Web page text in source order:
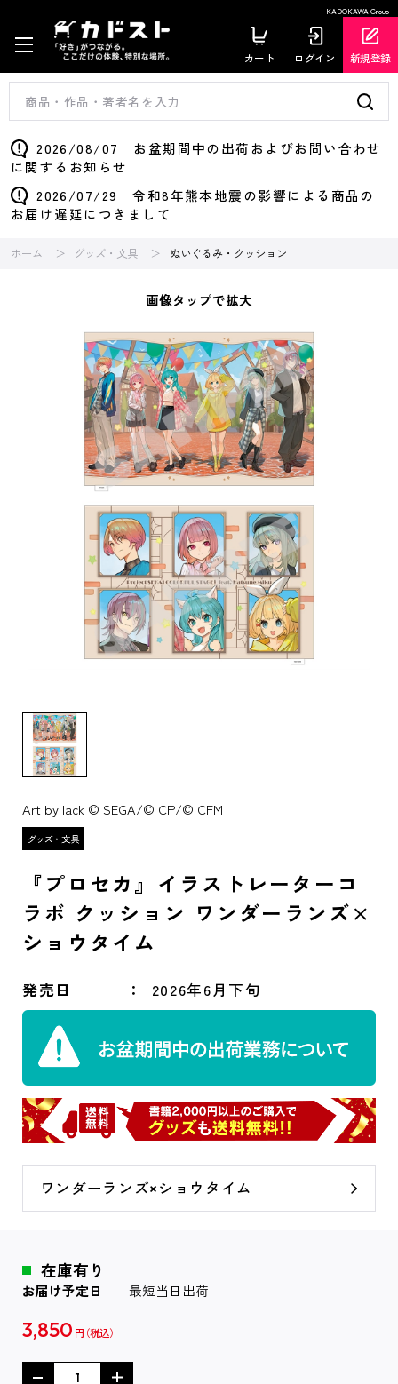
KADOKAWA Group
カート ログイン 新規登録
2026/08/07 お盆期間中の出荷およびお問い合わせ
に関するお知らせ
2026/07/29 令和8年熊本地震の影響による商品の
お届け遅延につきまして
ホーム グッズ・文具 ぬいぐるみ・クッション
画像タップで拡大
Art by lack © SEGA/© CP/© CFM
『プロセカ』イラストレーターコ
ラボ クッション ワンダーランズ×
ショウタイム
発売日 2026年6月下旬
ワンダーランズ×ショウタイム
在庫有り
お届け予定日 最短当日出荷
3,850 円